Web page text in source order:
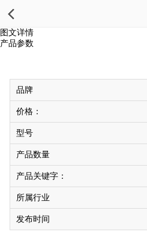
图文详情
产品参数
品牌
价格：
型号
产品数量
产品关键字：
所属行业
发布时间